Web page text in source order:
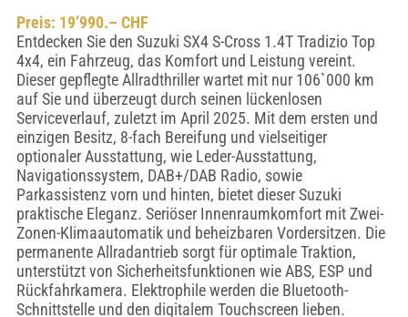
Preis: 19’990.– CHF
Entdecken Sie den Suzuki SX4 S-Cross 1.4T Tradizio Top
4x4, ein Fahrzeug, das Komfort und Leistung vereint.
Dieser gepflegte Allradthriller wartet mit nur 106`000 km
auf Sie und überzeugt durch seinen lückenlosen
Serviceverlauf, zuletzt im April 2025. Mit dem ersten und
einzigen Besitz, 8-fach Bereifung und vielseitiger
optionaler Ausstattung, wie Leder-Ausstattung,
Navigationssystem, DAB+/DAB Radio, sowie
Parkassistenz vorn und hinten, bietet dieser Suzuki
praktische Eleganz. Seriöser Innenraumkomfort mit Zwei-
Zonen-Klimaautomatik und beheizbaren Vordersitzen. Die
permanente Allradantrieb sorgt für optimale Traktion,
unterstützt von Sicherheitsfunktionen wie ABS, ESP und
Rückfahrkamera. Elektrophile werden die Bluetooth-
Schnittstelle und den digitalem Touchscreen lieben.